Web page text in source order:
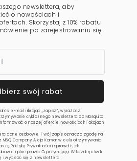
newslettera, aby
o nowościach i
Skorzystaj z 10% rabatu
po zarejestrowaniu się.
e-mail i klikając „zapisz”, wyrażasz
cyklicznego newslettera od Mosquito,
o naszej ofercie, nowościach i akcjach
dane osobowe, Twój zapis oznacza zgodę na
Company Alicja Komar w celu otrzymywania
Politykę Prywatnościi sprawdź, jak
i jakie prawa Ci przysługują. W każdej chwili
i wypisać się z newslettera.